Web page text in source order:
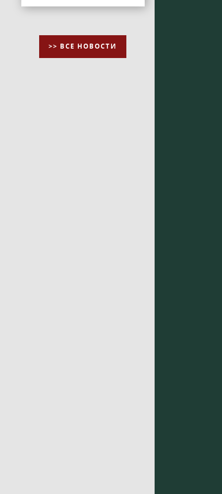
>> ВСЕ НОВОСТИ